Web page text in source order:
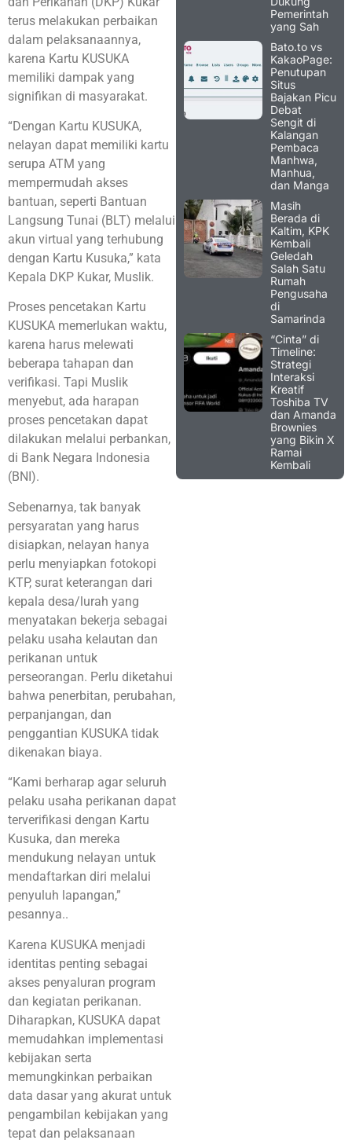
terus melakukan perbaikan
dalam pelaksanaannya,
karena Kartu KUSUKA
memiliki dampak yang
signifikan di masyarakat.
“Dengan Kartu KUSUKA,
nelayan dapat memiliki kartu
serupa ATM yang
mempermudah akses
bantuan, seperti Bantuan
Langsung Tunai (BLT) melalui
akun virtual yang terhubung
dengan Kartu Kusuka,” kata
Kepala DKP Kukar, Muslik.
Proses pencetakan Kartu
KUSUKA memerlukan waktu,
karena harus melewati
beberapa tahapan dan
verifikasi. Tapi Muslik
menyebut, ada harapan
proses pencetakan dapat
dilakukan melalui perbankan,
di Bank Negara Indonesia
(BNI).
Sebenarnya, tak banyak
persyaratan yang harus
disiapkan, nelayan hanya
perlu menyiapkan fotokopi
KTP, surat keterangan dari
kepala desa/lurah yang
menyatakan bekerja sebagai
pelaku usaha kelautan dan
perikanan untuk
perseorangan. Perlu diketahui
bahwa penerbitan, perubahan,
perpanjangan, dan
penggantian KUSUKA tidak
dikenakan biaya.
“Kami berharap agar seluruh
pelaku usaha perikanan dapat
terverifikasi dengan Kartu
Kusuka, dan mereka
mendukung nelayan untuk
mendaftarkan diri melalui
penyuluh lapangan,”
pesannya..
Karena KUSUKA menjadi
identitas penting sebagai
akses penyaluran program
dan kegiatan perikanan.
Diharapkan, KUSUKA dapat
memudahkan implementasi
kebijakan serta
memungkinkan perbaikan
data dasar yang akurat untuk
pengambilan kebijakan yang
tepat dan pelaksanaan
Pemerintah
yang Sah
Bato.to vs
KakaoPage:
Penutupan
Situs
Bajakan Picu
Debat
Sengit di
Kalangan
Pembaca
Manhwa,
Manhua,
dan Manga
Masih
Berada di
Kaltim, KPK
Kembali
Geledah
Salah Satu
Rumah
Pengusaha
di
Samarinda
“Cinta” di
Timeline:
Strategi
Interaksi
Kreatif
Toshiba TV
dan Amanda
Brownies
yang Bikin X
Ramai
Kembali